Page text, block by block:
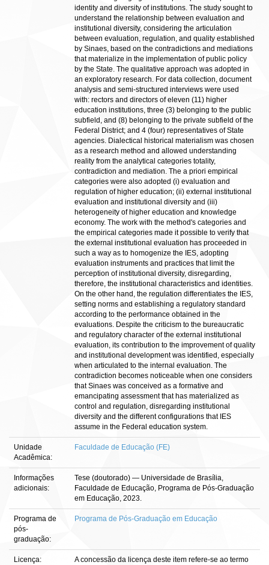
identity and diversity of institutions. The study sought to
understand the relationship between evaluation and
institutional diversity, considering the articulation
between evaluation, regulation, and quality established
by Sinaes, based on the contradictions and mediations
that materialize in the implementation of public policy
by the State. The qualitative approach was adopted in
an exploratory research. For data collection, document
analysis and semi-structured interviews were used
with: rectors and directors of eleven (11) higher
education institutions, three (3) belonging to the public
subfield, and (8) belonging to the private subfield of the
Federal District; and 4 (four) representatives of State
agencies. Dialectical historical materialism was chosen
as a research method and allowed understanding
reality from the analytical categories totality,
contradiction and mediation. The a priori empirical
categories were also adopted (i) evaluation and
regulation of higher education; (ii) external institutional
evaluation and institutional diversity and (iii)
heterogeneity of higher education and knowledge
economy. The work with the method's categories and
the empirical categories made it possible to verify that
the external institutional evaluation has proceeded in
such a way as to homogenize the IES, adopting
evaluation instruments and practices that limit the
perception of institutional diversity, disregarding,
therefore, the institutional characteristics and identities.
On the other hand, the regulation differentiates the IES,
setting norms and establishing a regulatory standard
according to the performance obtained in the
evaluations. Despite the criticism to the bureaucratic
and regulatory character of the external institutional
evaluation, its contribution to the improvement of quality
and institutional development was identified, especially
when articulated to the internal evaluation. The
contradiction becomes noticeable when one considers
that Sinaes was conceived as a formative and
emancipating assessment that has materialized as
control and regulation, disregarding institutional
diversity and the different configurations that IES
assume in the Federal education system.
Unidade
Acadêmica:
Faculdade de Educação (FE)
Informações
adicionais:
Tese (doutorado) — Universidade de Brasília,
Faculdade de Educação, Programa de Pós-Graduação
em Educação, 2023.
Programa de
pós-
graduação:
Programa de Pós-Graduação em Educação
Licença:
A concessão da licença deste item refere-se ao termo